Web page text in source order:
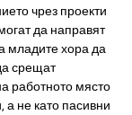
чрез проекти
да направят
младите хора да
срещат
работното място
а не като пасивни